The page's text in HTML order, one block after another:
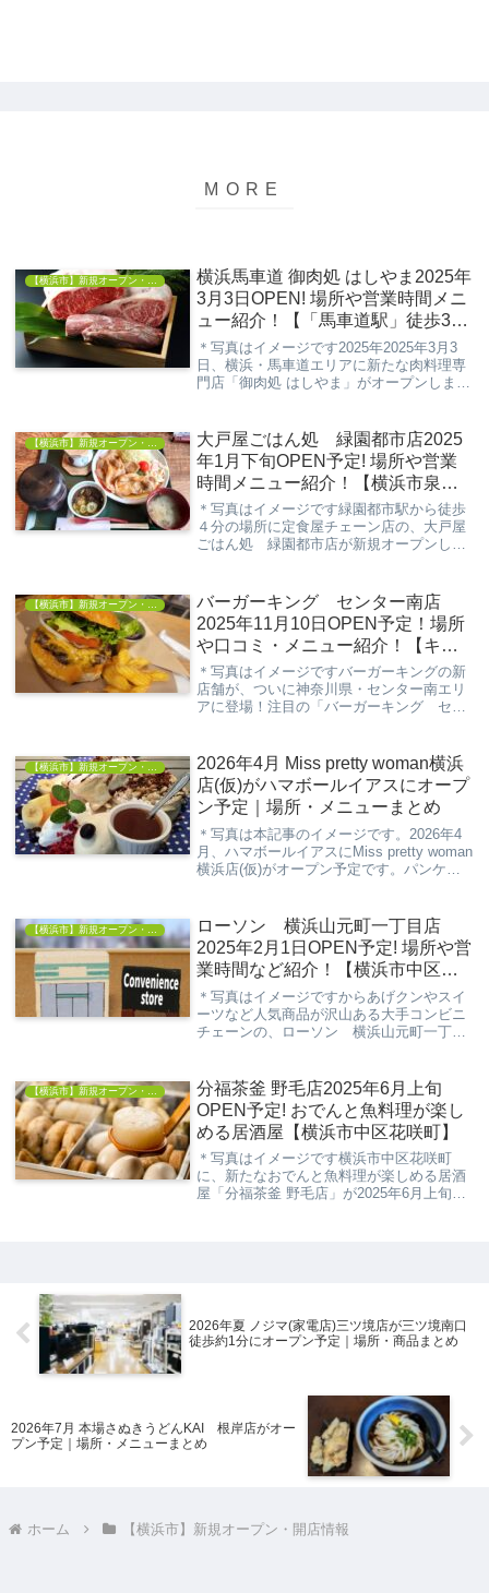
横浜馬車道 御肉処 はしやま2025年
3月3日OPEN! 場所や営業時間メニ
ュー紹介！【「馬車道駅」徒歩3
分】
＊写真はイメージです2025年2025年3月3
日、横浜・馬車道エリアに新たな肉料理専
門店「御肉処 はしやま」がオープンしまし
ランド牛を使用した焼肉やしゃぶしゃぶ、
も...
大戸屋ごはん処 緑園都市店2025
年1月下旬OPEN予定! 場所や営業
時間メニュー紹介！【横浜市泉区
緑園】
＊写真はイメージです緑園都市駅から徒歩
４分の場所に定食屋チェーン店の、大戸屋
ごはん処 緑園都市店が新規オープンしま
ついて解説していきます。※ 記事作成時の
情報の為、...
【横浜市】新規オープン・開店情報
バーガーキング センター南店
2025年11月10日OPEN予定！場所
や口コミ・メニュー紹介！【キー
サウス】
＊写真はイメージですバーガーキングの新
店舗が、ついに神奈川県・センター南エリ
アに登場！注目の「バーガーキング セン
直火焼きバーガーで、地域の新たなグルメ
スポ...
2026年4月 Miss pretty woman横浜
店(仮)がハマボールイアスにオープ
ン予定｜場所・メニューまとめ
＊写真は本記事のイメージです。2026年4
月、ハマボールイアスにMiss pretty woman
横浜店(仮)がオープン予定です。パンケー
立地も魅力のひとつです。可...
ローソン 横浜山元町一丁目店
2025年2月1日OPEN予定! 場所や営
業時間など紹介！【横浜市中区山
元町】
＊写真はイメージですからあげクンやスイ
ーツなど人気商品が沢山ある大手コンビニ
チェーンの、ローソン 横浜山元町一丁目
元町一丁目店」の情報について解説してい
きます。※ ...
【横浜市】新規オープン・開店情報
分福茶釜 野毛店2025年6月上旬
OPEN予定! おでんと魚料理が楽し
める居酒屋【横浜市中区花咲町】
＊写真はイメージです横浜市中区花咲町
に、新たなおでんと魚料理が楽しめる居酒
屋「分福茶釜 野毛店」が2025年6月上旬か
2026年夏 ノジマ(家電店)三ツ境店が三ツ境南口
徒歩約1分にオープン予定｜場所・商品まとめ
2026年7月 本場さぬきうどんKAI 根岸店がオー
プン予定｜場所・メニューまとめ
ホーム 【横浜市】新規オープン・開店情報